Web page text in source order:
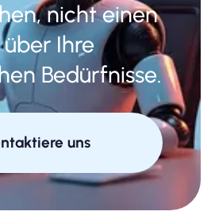
nicht einen
Ihre
Bedürfnisse.
uns